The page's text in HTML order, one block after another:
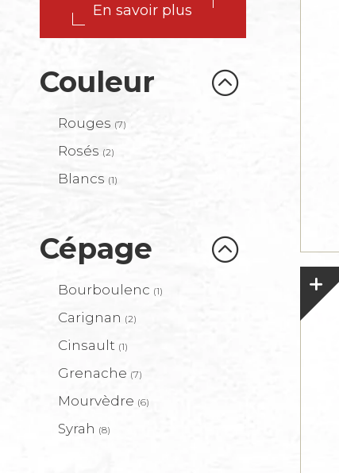
En savoir plus
Couleur
Rouges (7)
Rosés (2)
Blancs (1)
Cépage
Bourboulenc (1)
Carignan (2)
Cinsault (1)
Grenache (7)
Mourvèdre (6)
Syrah (8)